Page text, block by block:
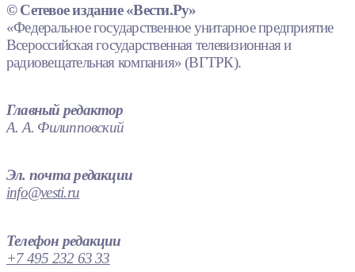
© Сетевое издание «Вести.Ру»
«Федеральное государственное унитарное предприятие
Всероссийская государственная телевизионная и
радиовещательная компания» (ВГТРК).
Главный редактор
А. А. Филипповский
Эл. почта редакции
info@vesti.ru
Телефон редакции
+7 495 232 63 33